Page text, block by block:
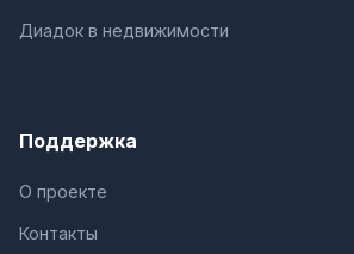
Диадок в недвижимости
Поддержка
О проекте
Контакты